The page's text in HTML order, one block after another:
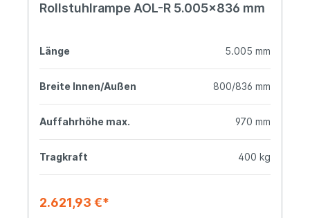
Rollstuhlrampe AOL-R 5.005x836 mm
Länge 5.005 mm
Breite Innen/Außen 800/836 mm
Auffahrhöhe max. 970 mm
Tragkraft 400 kg
2.621,93 €*